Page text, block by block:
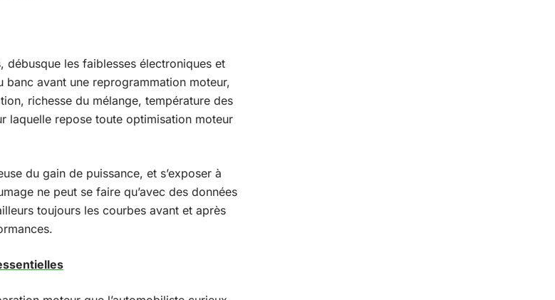
débusque les faiblesses électroniques et
banc avant une reprogrammation moteur,
richesse du mélange, température des
laquelle repose toute optimisation moteur
du gain de puissance, et s’exposer à
ne peut se faire qu’avec des données
toujours les courbes avant et après